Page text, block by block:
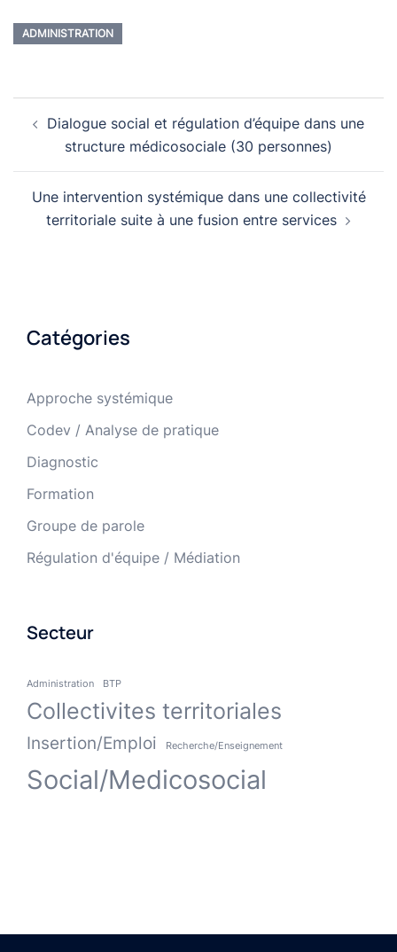
ADMINISTRATION
Dialogue social et régulation d’équipe dans une
structure médicosociale (30 personnes)
Une intervention systémique dans une collectivité
territoriale suite à une fusion entre services
Catégories
Approche systémique
Codev / Analyse de pratique
Diagnostic
Formation
Groupe de parole
Régulation d'équipe / Médiation
Secteur
Administration BTP
Collectivites territoriales
Insertion/Emploi Recherche/Enseignement
Social/Medicosocial